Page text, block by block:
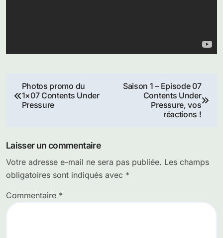
Navigation
de
Photos promo du
1×07 Contents Under
Pressure
Saison 1 – Episode 07
Contents Under
Pressure, vos
réactions !
Laisser un commentaire
Votre adresse e-mail ne sera pas publiée. Les champs
obligatoires sont indiqués avec *
Commentaire *